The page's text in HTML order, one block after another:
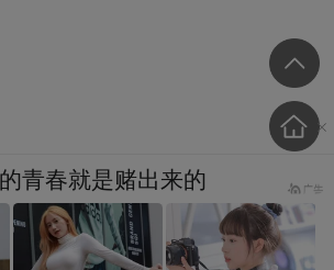
青春就是赌出来的